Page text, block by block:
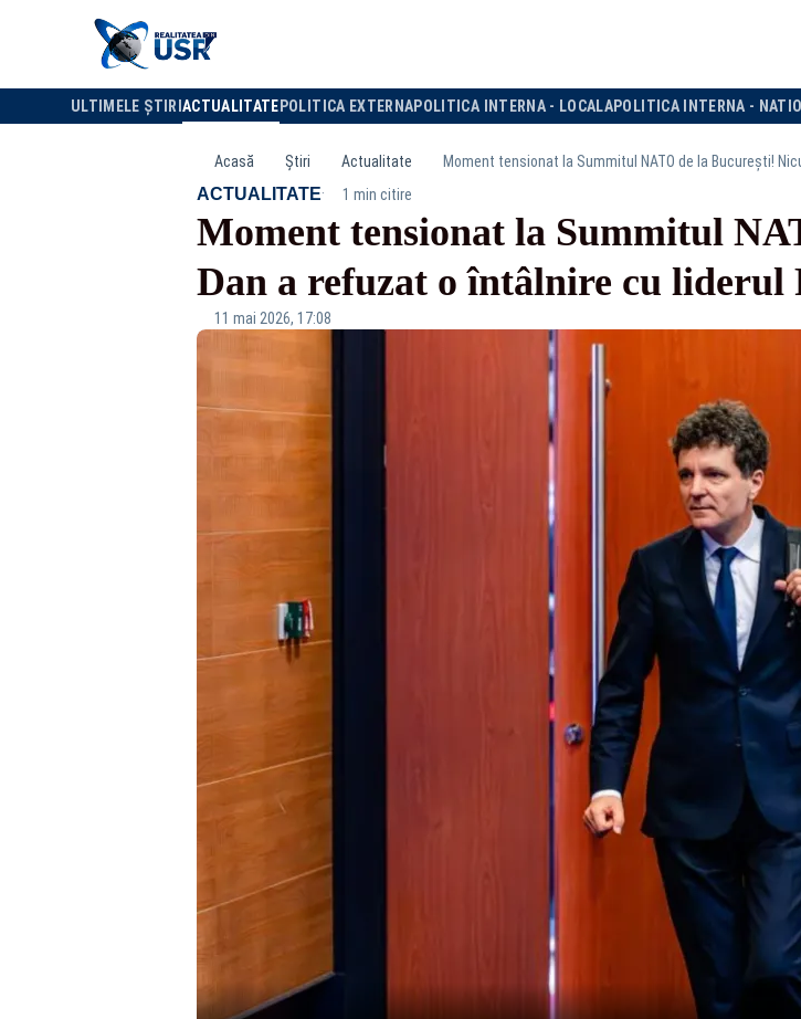
ULTIMELE ȘTIRI ACTUALITATE POLITICA EXTERNAPOLITICA INTERNA - LOCALAPOLITICA INTERNA -
Acasă Știri Actualitate Moment tensionat la Summitul NATO de la București!
ACTUALITATE· 1 min citire
Moment tensionat la Summitul
Dan a refuzat o întâlnire cu liderul
11 mai 2026, 17:08